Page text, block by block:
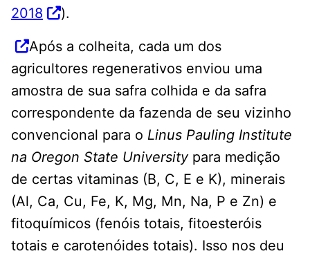
2018
).
Após a colheita, cada um dos
agricultores regenerativos enviou uma
amostra de sua safra colhida e da safra
correspondente da fazenda de seu vizinho
convencional para o Linus Pauling Institute
na Oregon State Universitypara medição
de certas vitaminas (B, C, E e K), minerais
(Al, Ca, Cu, Fe, K, Mg, Mn, Na, P e Zn) e
fitoquímicos (fenóis totais, fitoesteróis
totais e carotenóides totais). Isso nos deu